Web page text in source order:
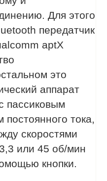
Для этого
передатчик
aptX
это
аппарат
пассиковым
тока,
скоростями
или 45 об/мин
кнопки.